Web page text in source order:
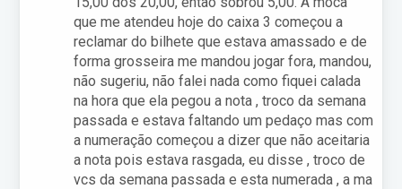
que me atendeu hoje do caixa 3 começou a
reclamar do bilhete que estava amassado e de
forma grosseira me mandou jogar fora, mandou,
não sugeriu, não falei nada como fiquei calada
na hora que ela pegou a nota , troco da semana
passada e estava faltando um pedaço mas com
a numeração começou a dizer que não aceitaria
a nota pois estava rasgada, eu disse , troco de
vcs da semana passada e esta numerada , a ma